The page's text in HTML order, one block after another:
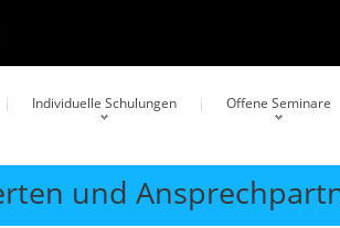
Individuelle Schulungen Offene Seminare
und